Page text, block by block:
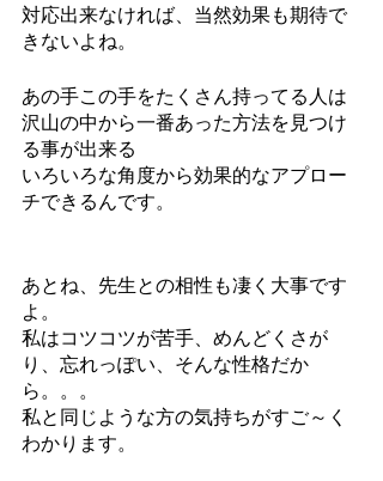
対応出来なければ、当然効果も期待で
きないよね。
あの手この手をたくさん持ってる人は
沢山の中から一番あった方法を見つけ
る事が出来る
いろいろな角度から効果的なアプロー
チできるんです。
あとね、先生との相性も凄く大事です
よ。
私はコツコツが苦手、めんどくさが
り、忘れっぽい、そんな性格だか
ら。。。
私と同じような方の気持ちがすご～く
わかります。